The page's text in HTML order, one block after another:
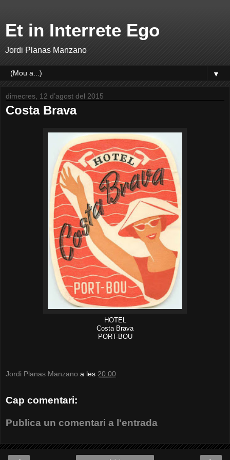
Et in Interrete Ego
Jordi Planas Manzano
▼
dimecres, 12 d’agost del 2015
Costa Brava
HOTEL
Costa Brava
PORT-BOU
Jordi Planas Manzano a les 20:00
Cap comentari:
Publica un comentari a l'entrada